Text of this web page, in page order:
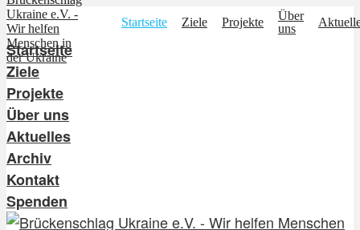
Startseite Ziele Projekte
Über
uns
Startseite
Ziele
Projekte
Über uns
Aktuelles
Archiv
Kontakt
Spenden